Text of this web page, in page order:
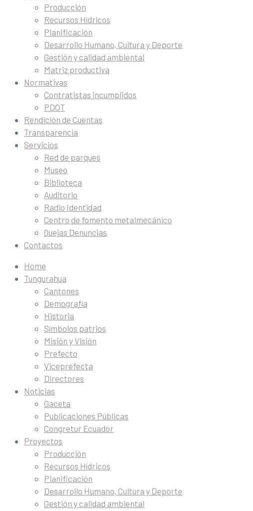
Producción
Recursos Hídricos
Planificación
Desarrollo Humano, Cultura y Deporte
Gestión y calidad ambiental
Matriz productiva
Normativas
Contratistas incumplidos
PDOT
Rendición de Cuentas
Transparencia
Servicios
Red de parques
Museo
Biblioteca
Auditorio
Radio Identidad
Centro de fomento metalmecánico
Quejas Denuncias
Contactos
Home
Tungurahua
Cantones
Demografía
Historia
Símbolos patrios
Misión y Visión
Prefecto
Viceprefecta
Directores
Noticias
Gaceta
Publicaciones Públicas
Congretur Ecuador
Proyectos
Producción
Recursos Hídricos
Planificación
Desarrollo Humano, Cultura y Deporte
Gestión y calidad ambiental